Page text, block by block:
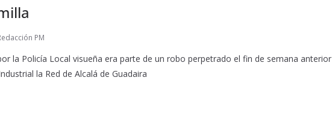
PM
la Policía Local visueña era parte de un robo perpetrado el fin de semana anterior
la Red de Alcalá de Guadaira